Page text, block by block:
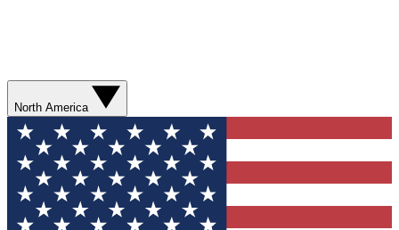
North America